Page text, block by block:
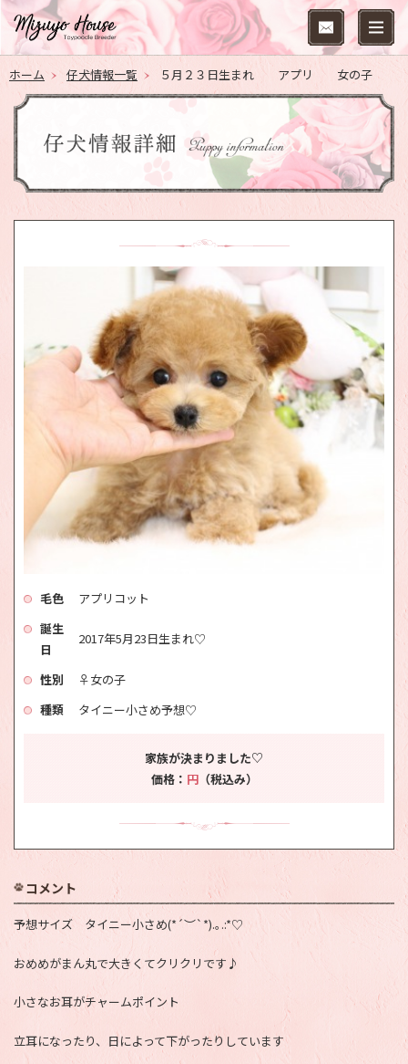
ホーム 仔犬情報一覧 ５月２３日生まれ アプリ 女の子
毛色
アプリコット
誕生
日
2017年5月23日生まれ♡
性別
♀女の子
種類
タイニー小さめ予想♡
家族が決まりました♡
価格： 円（税込み）
コメント
予想サイズ タイニー小さめ(*´︶`*).｡.:*♡
おめめがまん丸で大きくてクリクリです♪
小さなお耳がチャームポイント
立耳になったり、日によって下がったりしています